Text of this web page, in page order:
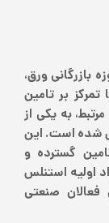
در حوزه بازرگانی ورق،
بر تامین
به یکی از
شده است. این
گسترده و
اولیه استنلس
فعالان صنعتی